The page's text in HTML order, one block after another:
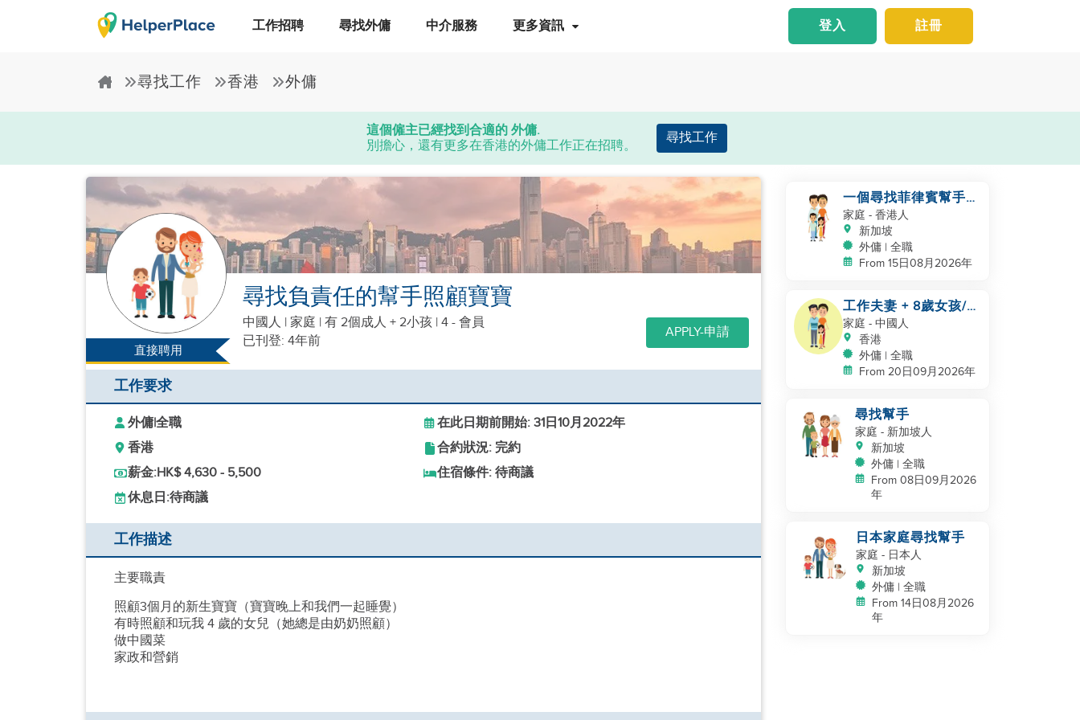
工作招聘 尋找外傭 中介服務 更多資訊 註冊
登入
尋找工作 香港 外傭
這個僱主已經找到合適的 外傭.
別擔心，還有更多在香港的外傭工作正在招聘。
尋找工作
直接聘用
尋找負責任的幫手照顧寶寶
中國人 | 家庭 | 有 2個成人 + 2小孩 | 4 - 會員
已刊登: 4年前
APPLY-申請
工作要求
外傭|全職
在此日期前開始: 31日10月2022年
香港
合約狀況: 完約
薪金:HK$ 4,630 - 5,500
住宿條件: 待商議
休息日:待商議
工作描述
主要職責
照顧3個月的新生寶寶（寶寶晚上和我們一起睡覺）
有時照顧和玩我 4 歲的女兒（她總是由奶奶照顧）
做中國菜
家政和營銷
一個尋找菲律賓幫手的
四口之家
家庭 - 香港人
新加坡
外傭 | 全職
From 15日08月2026年
工作夫妻 + 8歲女孩/
自有房間和洗手間/
5500-6000
家庭 - 中國人
香港
外傭 | 全職
From 20日09月2026年
尋找幫手
家庭 - 新加坡人
新加坡
外傭 | 全職
From 08日09月2026
年
日本家庭尋找幫手
家庭 - 日本人
新加坡
外傭 | 全職
From 14日08月2026
年